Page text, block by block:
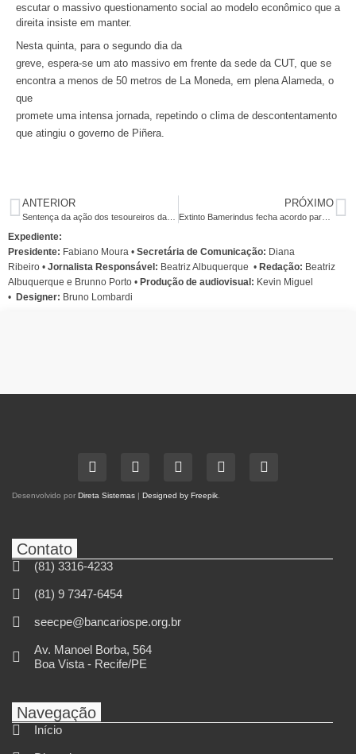
escutar o massivo questionamento social ao modelo econômico que a
direita insiste em manter.
Nesta quinta, para o segundo dia da
greve, espera-se um ato massivo em frente da sede da CUT, que se
encontra a menos de 50 metros de La Moneda, em plena Alameda, o
que
promete uma intensa jornada, repetindo o clima de descontentamento
que atingiu o governo de Piñera.
ANTERIOR PRÓXIMO
Extinto Bamerindus fecha acordo para refinanciar dívida com Banco Central
Expediente:
Presidente: Fabiano Moura • Secretária de Comunicação: Diana
Ribeiro • Jornalista Responsável: Beatriz Albuquerque • Redação: Beatriz
Albuquerque e Brunno Porto • Produção de audiovisual: Kevin Miguel
• Designer: Bruno Lombardi
Desenvolvido por Direta Sistemas | Designed by Freepik
Contato
(81) 3316-4233
(81) 9 7347-6454
seecpe@bancariospe.org.br
Av. Manoel Borba, 564
Boa Vista - Recife/PE
Navegação
Início